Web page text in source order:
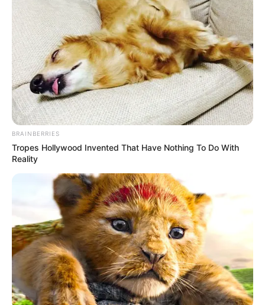
BRAINBERRIES
Tropes Hollywood Invented That Have Nothing To Do With
Reality